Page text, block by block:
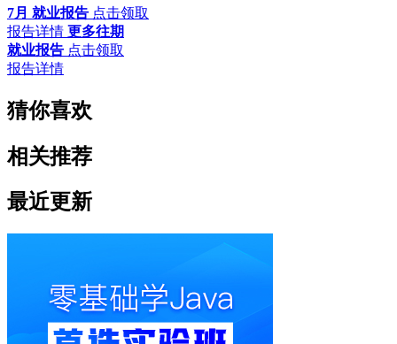
7月 就业报告 点击领取
报告详情 更多往期
就业报告 点击领取
报告详情
猜你喜欢
相关推荐
最近更新